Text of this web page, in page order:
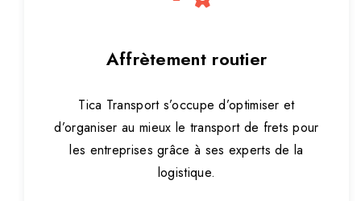
Affrètement routier
Tica Transport s’occupe d’optimiser et
d’organiser au mieux le transport de frets pour
les entreprises grâce à ses experts de la
logistique.